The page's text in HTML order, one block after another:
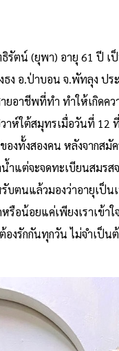
รัตน์ (ยุพา) อายุ 61 ปี
ง อ.ป่าบอน จ.พัทลุง ปร
ยอาชีพที่ทำ ทำให้เกิด
ห์ใต้สมุทรเมื่อวันที่ 12
งทั้งสองคน หลังจากสมั
ำแต่จะจดทะเบียนสมร
ตนแล้วมองว่าอายุเป็นเ
หรือน้อยแค่เพียงเราเ
งรักกันทุกวัน ไม่จำเป็น